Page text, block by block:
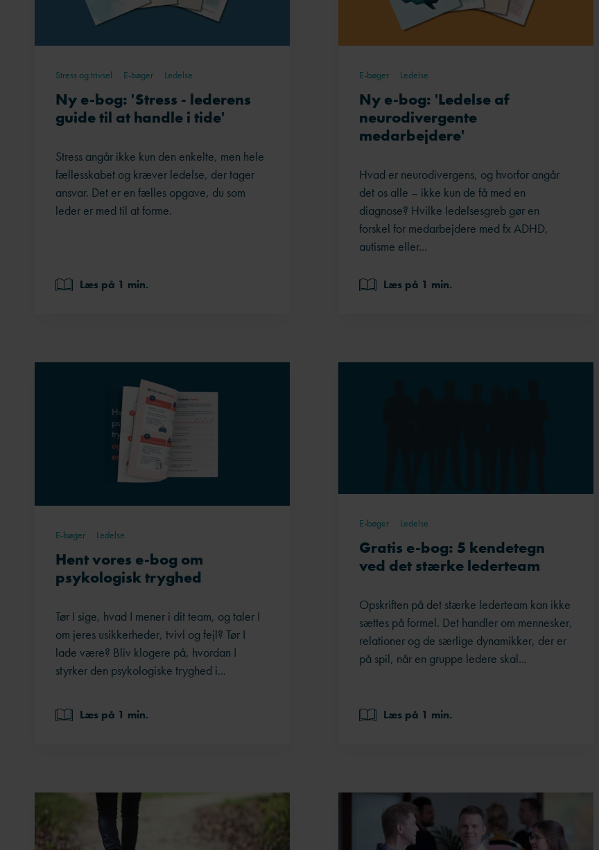
Stress og trivsel E-bøger Ledelse
Ny e-bog: 'Stress - lederens
guide til at handle i tide'
Stress angår ikke kun den enkelte, men hele
fællesskabet og kræver ledelse, der tager
ansvar. Det er en fælles opgave, du som
leder er med til at forme.
Læs på 1 min.
E-bøger Ledelse
Ny e-bog: 'Ledelse af
neurodivergente
medarbejdere'
Hvad er neurodivergens, og hvorfor angår
det os alle – ikke kun de få med en
diagnose? Hvilke ledelsesgreb gør en
forskel for medarbejdere med fx ADHD,
autisme eller...
Læs på 1 min.
E-bøger Ledelse
Hent vores e-bog om
psykologisk tryghed
Tør I sige, hvad I mener i dit team, og taler I
om jeres usikkerheder, tvivl og fejl? Tør I
lade være? Bliv klogere på, hvordan I
styrker den psykologiske tryghed i...
Læs på 1 min.
E-bøger Ledelse
Gratis e-bog: 5 kendetegn
ved det stærke lederteam
Opskriften på det stærke lederteam kan ikke
sættes på formel. Det handler om mennesker,
relationer og de særlige dynamikker, der er
på spil, når en gruppe ledere skal...
Læs på 1 min.